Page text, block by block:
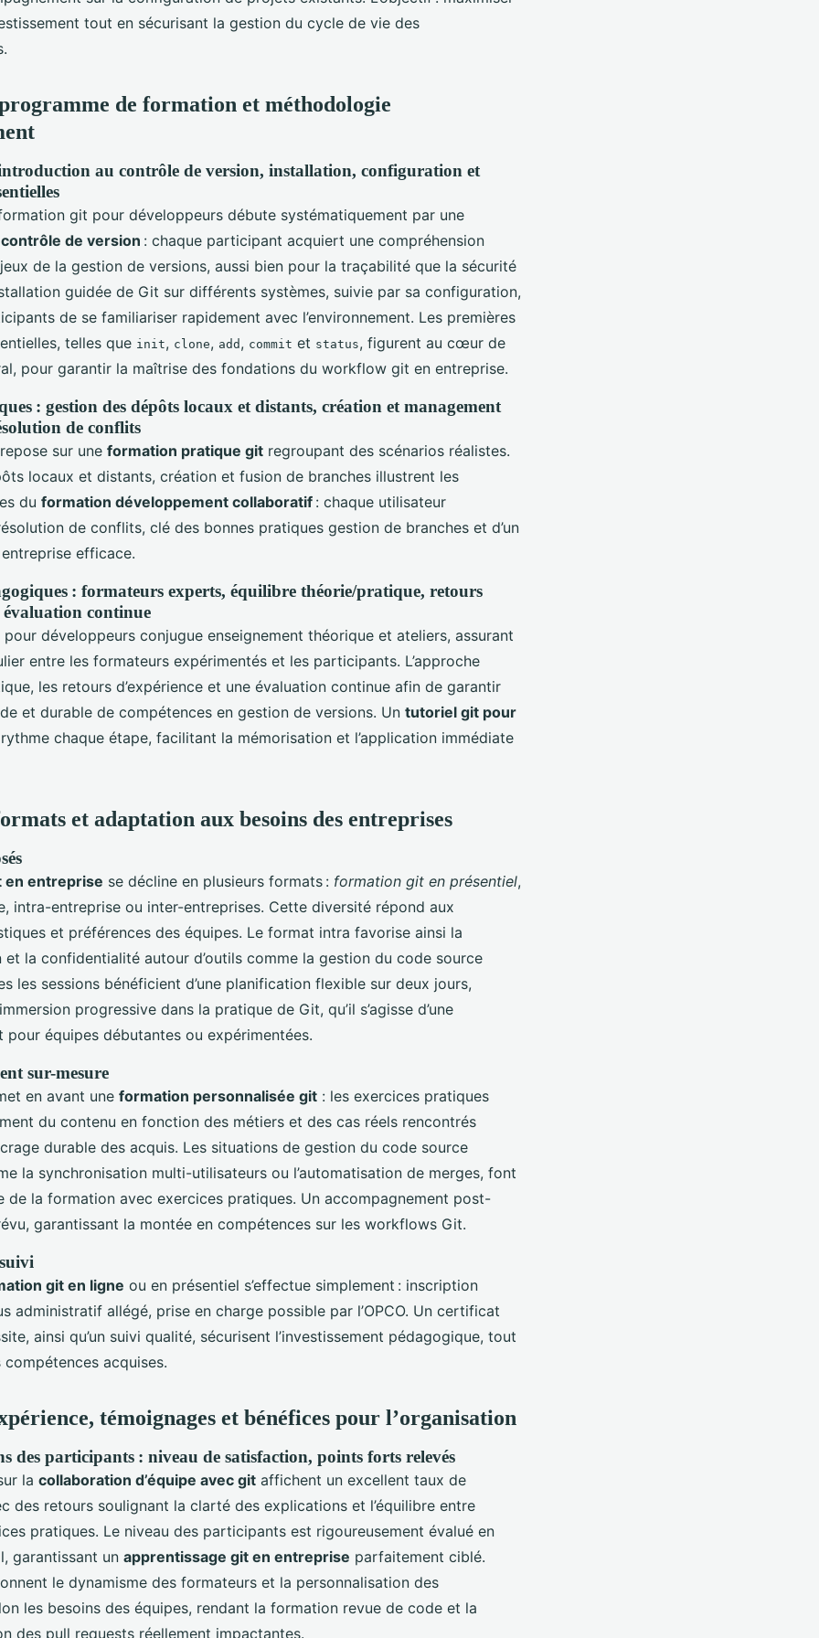
tout en sécurisant la gestion du cycle de vie des
de formation et méthodologie
au contrôle de version, installation, configuration et
git pour développeurs débute systématiquement par une
de version : chaque participant acquiert une compréhension
de la gestion de versions, aussi bien pour la traçabilité que la sécurité
guidée de Git sur différents systèmes, suivie par sa configuration,
de se familiariser rapidement avec l’environnement. Les premières
telles que init, clone, add , commit et status, figurent au cœur de
pour garantir la maîtrise des fondations du workflow git en entreprise.
: gestion des dépôts locaux et distants, création et management
de conflits
sur une formation pratique git regroupant des scénarios réalistes.
locaux et distants, création et fusion de branches illustrent les
du formation développement collaboratif : chaque utilisateur
de conflits, clé des bonnes pratiques gestion de branches et d’un
efficace.
: formateurs experts, équilibre théorie/pratique, retours
évaluation continue
développeurs conjugue enseignement théorique et ateliers, assurant
entre les formateurs expérimentés et les participants. L’approche
les retours d’expérience et une évaluation continue afin de garantir
et durable de compétences en gestion de versions. Un tutoriel git pour
chaque étape, facilitant la mémorisation et l’application immédiate
et adaptation aux besoins des entreprises
en entreprise se décline en plusieurs formats : formation git en présentiel,
intra-entreprise ou inter-entreprises. Cette diversité répond aux
et préférences des équipes. Le format intra favorise ainsi la
et la confidentialité autour d’outils comme la gestion du code source
les sessions bénéficient d’une planification flexible sur deux jours,
progressive dans la pratique de Git, qu’il s’agisse d’une
équipes débutantes ou expérimentées.
sur-mesure
en avant une formation personnalisée git : les exercices pratiques
du contenu en fonction des métiers et des cas réels rencontrés
durable des acquis. Les situations de gestion du code source
la synchronisation multi-utilisateurs ou l’automatisation de merges, font
de la formation avec exercices pratiques. Un accompagnement post-
garantissant la montée en compétences sur les workflows Git.
git en ligne ou en présentiel s’effectue simplement : inscription
administratif allégé, prise en charge possible par l’OPCO. Un certificat
ainsi qu’un suivi qualité, sécurisent l’investissement pédagogique, tout
acquises.
témoignages et bénéfices pour l’organisation
des participants : niveau de satisfaction, points forts relevés
la collaboration d’équipe avec git affichent un excellent taux de
des retours soulignant la clarté des explications et l’équilibre entre
pratiques. Le niveau des participants est rigoureusement évalué en
garantissant un apprentissage git en entreprise parfaitement ciblé.
le dynamisme des formateurs et la personnalisation des
les besoins des équipes, rendant la formation revue de code et la
des pull requests réellement impactantes.